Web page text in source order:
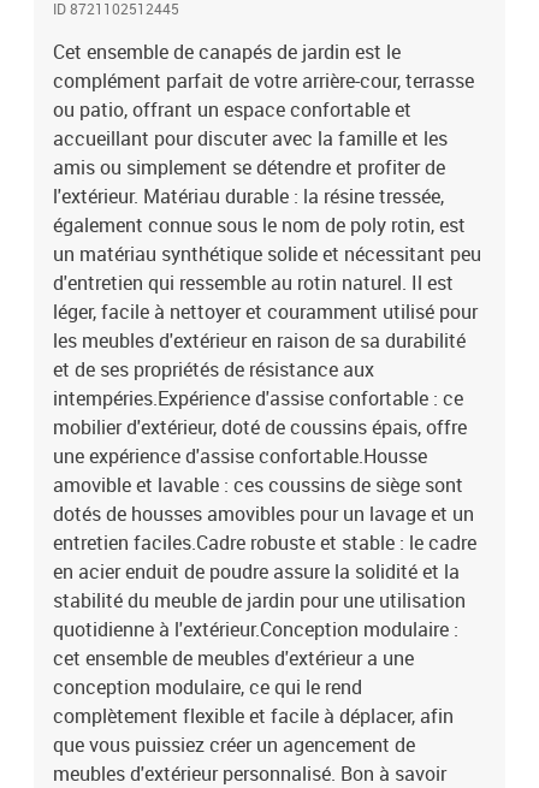
assure la solidité et la stabilité du meuble de jardin pour une
utilisation quotidienne à l'extérieur.Conception modulaire : cet
ensemble de meubles d'extérieur a une conception modulaire, ce
qui le rend complètement flexible et facile à déplacer, afin que
vous puissiez créer un agencement de meubles d'extérieur
personnalisé. Bon à savoir :Pour que vos meubles d'extérieur
restent beaux, nous vous recommandons de les protéger avec une
housse imperméable.Capacité de charge maximale (par siège) :
110 kgRésistance aux UVAssemblage requis : ouiSiège d'angle
:Couleur : marronMatériau : résine tressée, acier enduit de
poudreDimensions : 62 x 62 x 69 cm (l x P x H)Dimension du siège :
55 x 55 cm (l x P)Hauteur du siège à partir du sol : 37 cmSiège
central :Couleur : marronMatériau : résine tressée, acier enduit de
poudreDimensions : 55 x 62 x 69 cm (l x P x H)Dimension du siège :
55 x 55 cm (l x P)Hauteur du siège à partir du sol : 37 cmCanapé
avec accoudoirs :Couleur : marronMatériau : résine tressée, acier
enduit de poudreDimensions : 70 x 62,5 x 69 cm (l x P x
H)Dimension du siège : 55 x 55 cm (l x P)Hauteur du siège à partir
du sol : 37 cmHauteur des accoudoirs à partir du sol : 55
cmRepose-pied :Couleur : marronMatériau : résine tressée, acier
enduit de poudreDimensions : 55 x 55 x 37 cm (l x P x H)Dimension
du siège : 55 x 55 cm (l x P)Hauteur du siège à partir du sol : 37
cmCoussin :Couleur : blanc crèmeMatériau de la couverture : tissu
(100 % polyester)Matériau de remplissage du coussin de siège :
mousseMatériau de remplissage du coussin de dossier : fibre de
cotonDimensions du coussin de siège : 55 x 55 x 3 cm (l x P x
é)Dimensions du coussin de dossier : 55 x 45 x 13 cm (L x l x é)La
livraison contient :1 x canapé d'angle3 x siège central2 x canapé
avec accoudoirs1 x repose-pied8 x coussin de dossier7 x coussin
de siège avec housse amovible et lavable
ID 8721102512445
Cet ensemble de canapés de jardin est le
complément parfait de votre arrière-cour, terrasse
ou patio, offrant un espace confortable et
accueillant pour discuter avec la famille et les
amis ou simplement se détendre et profiter de
l'extérieur. Matériau durable : la résine tressée,
également connue sous le nom de poly rotin, est
un matériau synthétique solide et nécessitant peu
d'entretien qui ressemble au rotin naturel. Il est
léger, facile à nettoyer et couramment utilisé pour
les meubles d'extérieur en raison de sa durabilité
et de ses propriétés de résistance aux
intempéries.Expérience d'assise confortable : ce
mobilier d'extérieur, doté de coussins épais, offre
une expérience d'assise confortable.Housse
amovible et lavable : ces coussins de siège sont
dotés de housses amovibles pour un lavage et un
entretien faciles.Cadre robuste et stable : le cadre
en acier enduit de poudre assure la solidité et la
stabilité du meuble de jardin pour une utilisation
quotidienne à l'extérieur.Conception modulaire :
cet ensemble de meubles d'extérieur a une
conception modulaire, ce qui le rend
complètement flexible et facile à déplacer, afin
que vous puissiez créer un agencement de
meubles d'extérieur personnalisé. Bon à savoir